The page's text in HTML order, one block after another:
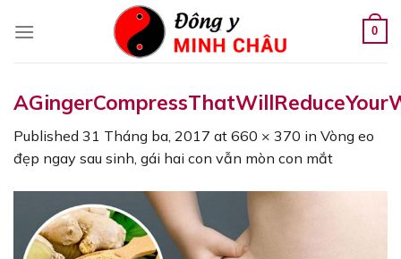
0
Published 31 Tháng ba, 2017 at 660 × 370 in Vòng eo
đẹp ngay sau sinh, gái hai con vẫn mòn con mắt